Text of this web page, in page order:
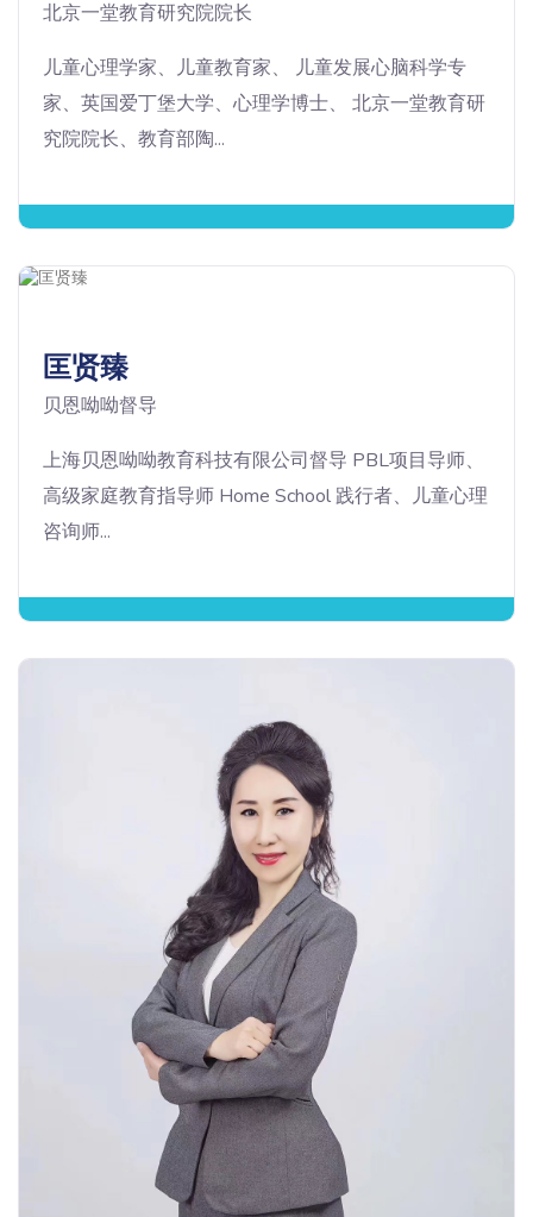
北京一堂教育研究院院长
儿童心理学家、儿童教育家、 儿童发展心脑科学专
家、英国爱丁堡大学、心理学博士、 北京一堂教育研
究院院长、教育部陶...
匡贤臻
贝恩呦呦督导
上海贝恩呦呦教育科技有限公司督导 PBL项目导师、
高级家庭教育指导师 Home School 践行者、儿童心理
咨询师...